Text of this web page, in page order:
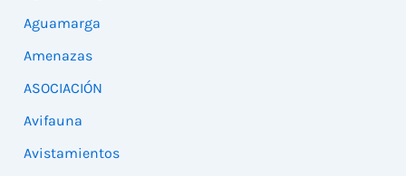
Aguamarga
Amenazas
ASOCIACIÓN
Avifauna
Avistamientos